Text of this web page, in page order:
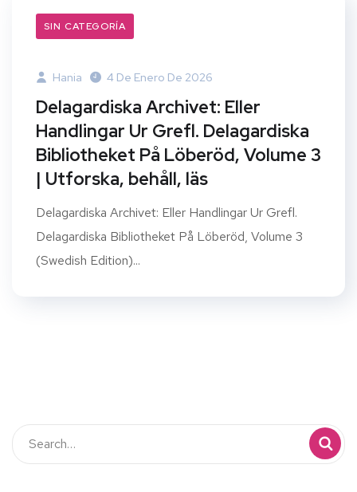
SIN CATEGORÍA
Hania 4 De Enero De 2026
Delagardiska Archivet: Eller
Handlingar Ur Grefl. Delagardiska
Bibliotheket På Löberöd, Volume 3
| Utforska, behåll, läs
Delagardiska Archivet: Eller Handlingar Ur Grefl.
Delagardiska Bibliotheket På Löberöd, Volume 3
(Swedish Edition)...